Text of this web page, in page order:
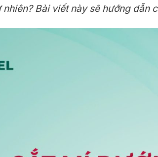
Bài viết này sẽ hướng dẫn